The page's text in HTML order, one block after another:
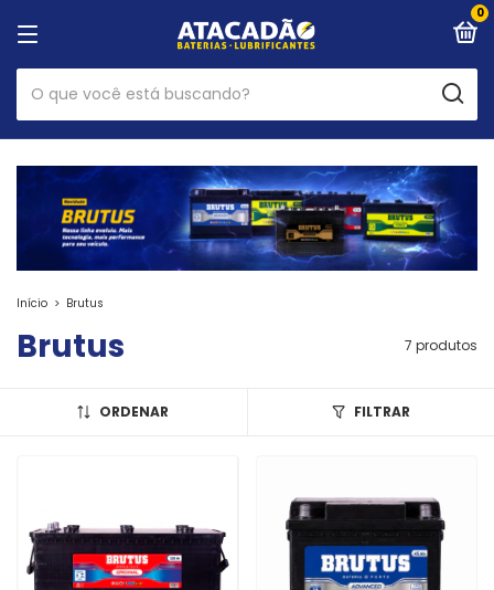
0
Início > Brutus
Brutus 7 produtos
ORDENAR FILTRAR